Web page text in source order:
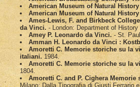
American Museum of Natural
American Museum of Natural
Ames-Lewis, F. and Birkbeck
da Vinci. - London: Department of
Amey P. Leonardo da Vinci. - St.
Amman H. Leonardo da Vinci :
Amoretti C. Memorie storiche su la
italiani. 1984.
Amoretti C. Memorie storiche su la
1804.
Amoretti C. and P. Cighera
Milano: Dalla Tipografia di Giusti Ferrario